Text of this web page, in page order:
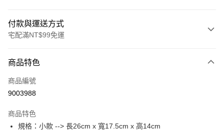
付款與運送方式
宅配滿NT$99免運
信用卡一次付款
信用卡分期付款
合作金庫商業銀行
華南商業銀行
彰化商業銀行
超商取貨付款
商品特色
商品編號
9003988
商品特色
規格：小款 --> 長26cm x 寬17.5cm x 高14cm